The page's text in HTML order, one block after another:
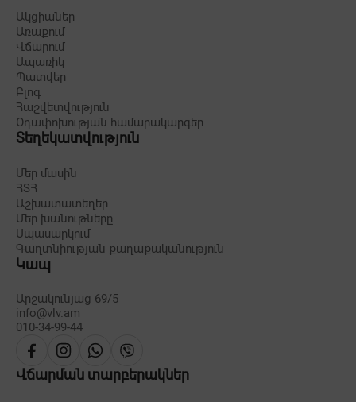
Ակցիաներ
Առաքում
Վճարում
Ապառիկ
Պատվեր
Բլոգ
Հաշվետվություն
Օդափոխության համարակարգեր
Տեղեկատվություն
Մեր մասին
ՀՏՀ
Աշխատատեղեր
Մեր խանութները
Սպասարկում
Գաղտնիության քաղաքականություն
Կապ
Արշակունյաց 69/5
info@vlv.am
010-34-99-44
Վճարման տարբերակներ